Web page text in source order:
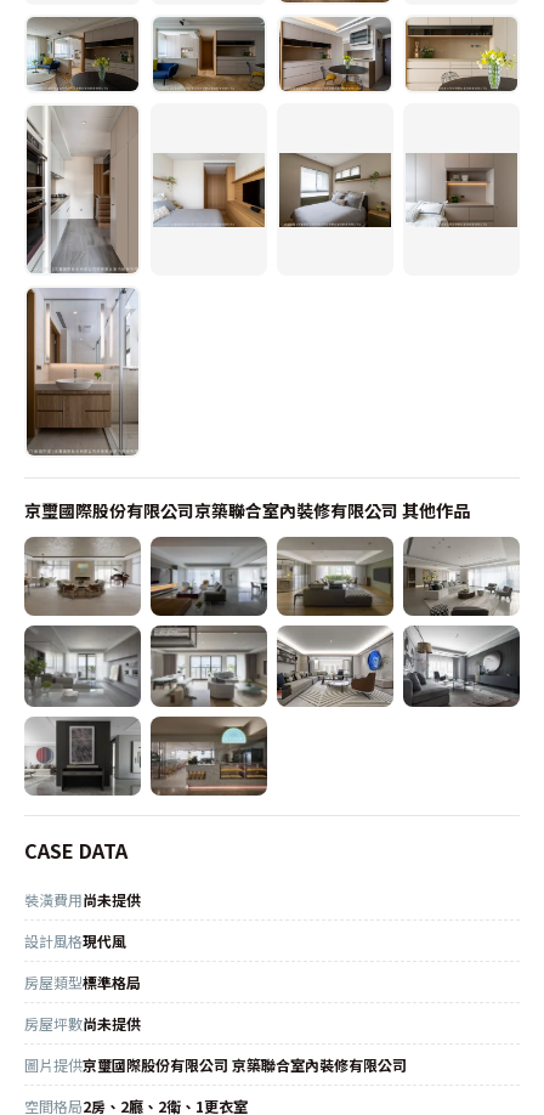
京璽國際股份有限公司京築聯合室內裝修有限公司 其他作品
CASE DATA
裝潢費用尚未提供
設計風格現代風
房屋類型標準格局
房屋坪數尚未提供
圖片提供京璽國際股份有限公司 京築聯合室內裝修有限公司
空間格局2房、2廳、2衛、1更衣室